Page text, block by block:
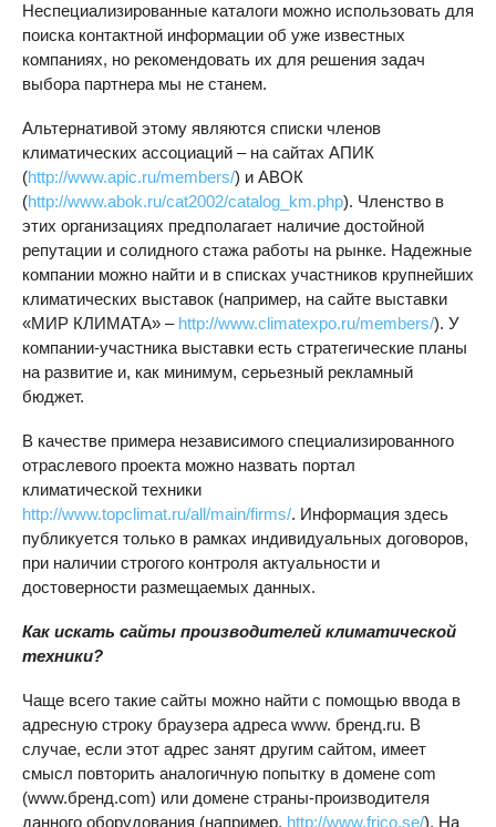
Неспециализированные каталоги можно использовать для
поиска контактной информации об уже известных
компаниях, но рекомендовать их для решения задач
выбора партнера мы не станем.
Альтернативой этому являются списки членов
климатических ассоциаций – на сайтах АПИК
(http://www.apic.ru/members/) и АВОК
(http://www.abok.ru/cat2002/catalog_km.php). Членство в
этих организациях предполагает наличие достойной
репутации и солидного стажа работы на рынке. Надежные
компании можно найти и в списках участников крупнейших
климатических выставок (например, на сайте выставки
«МИР КЛИМАТА» – http://www.climatexpo.ru/members/). У
компании-участника выставки есть стратегические планы
на развитие и, как минимум, серьезный рекламный
бюджет.
В качестве примера независимого специализированного
отраслевого проекта можно назвать портал
климатической техники
http://www.topclimat.ru/all/main/firms/. Информация здесь
публикуется только в рамках индивидуальных договоров,
при наличии строгого контроля актуальности и
достоверности размещаемых данных.
Как искать сайты производителей климатической
техники?
Чаще всего такие сайты можно найти с помощью ввода в
адресную строку браузера адреса www. бренд.ru. В
случае, если этот адрес занят другим сайтом, имеет
смысл повторить аналогичную попытку в домене com
(www.бренд.com) или домене страны-производителя
данного оборудования (например, http://www.frico.se/). На